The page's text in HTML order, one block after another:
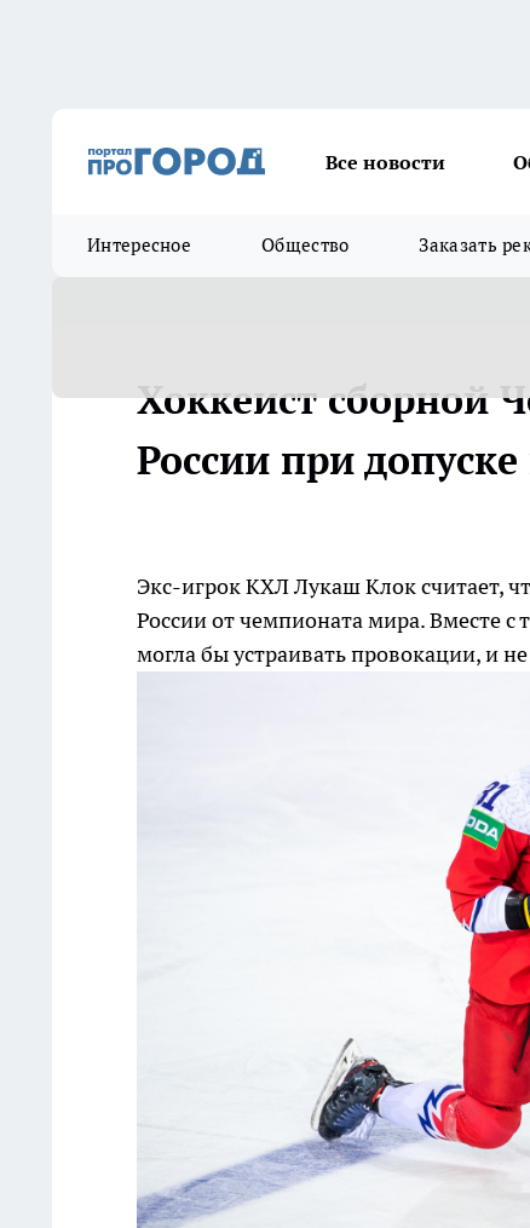
Все новости
Интересное Общество Заказать
Хоккеист сборной
России при
Экс-игрок КХЛ Лукаш Клок считает,
России от чемпионата мира. Вместе с
могла бы устраивать провокации, и